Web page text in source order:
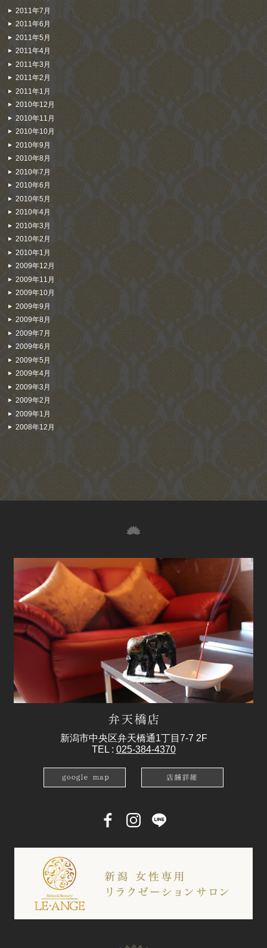
2011年7月
2011年6月
2011年5月
2011年4月
2011年3月
2011年2月
2011年1月
2010年12月
2010年11月
2010年10月
2010年9月
2010年8月
2010年7月
2010年6月
2010年5月
2010年4月
2010年3月
2010年2月
2010年1月
2009年12月
2009年11月
2009年10月
2009年9月
2009年8月
2009年7月
2009年6月
2009年5月
2009年4月
2009年3月
2009年2月
2009年1月
2008年12月
新潟市中央区弁天橋通1丁目7-7 2F
TEL : 025-384-4370